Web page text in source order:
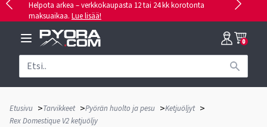
Helpota arkea – verkkokaupasta 12 tai 24 kk korotonta
maksuaikaa. Lue lisää!
0
Etusivu >Tarvikkeet >Pyörän huolto ja pesu >Ketjuöljyt >
Rex Domestique V2 ketjuöljy